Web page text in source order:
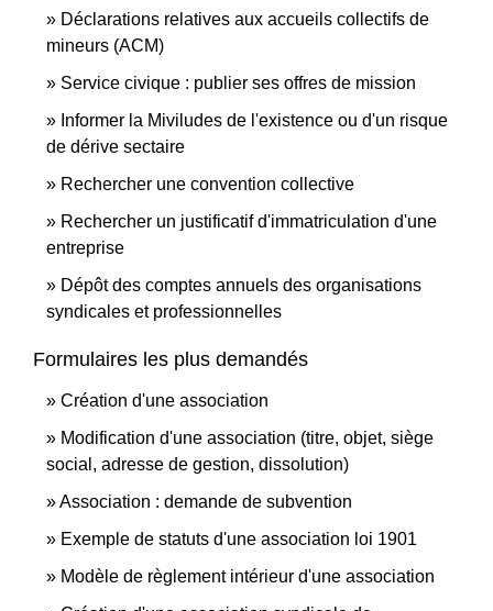
Déclarations relatives aux accueils collectifs de
mineurs (ACM)
Service civique : publier ses offres de mission
Informer la Miviludes de l'existence ou d'un risque
de dérive sectaire
Rechercher une convention collective
Rechercher un justificatif d'immatriculation d'une
entreprise
Dépôt des comptes annuels des organisations
syndicales et professionnelles
Formulaires les plus demandés
Création d'une association
Modification d'une association (titre, objet, siège
social, adresse de gestion, dissolution)
Association : demande de subvention
Exemple de statuts d'une association loi 1901
Modèle de règlement intérieur d'une association